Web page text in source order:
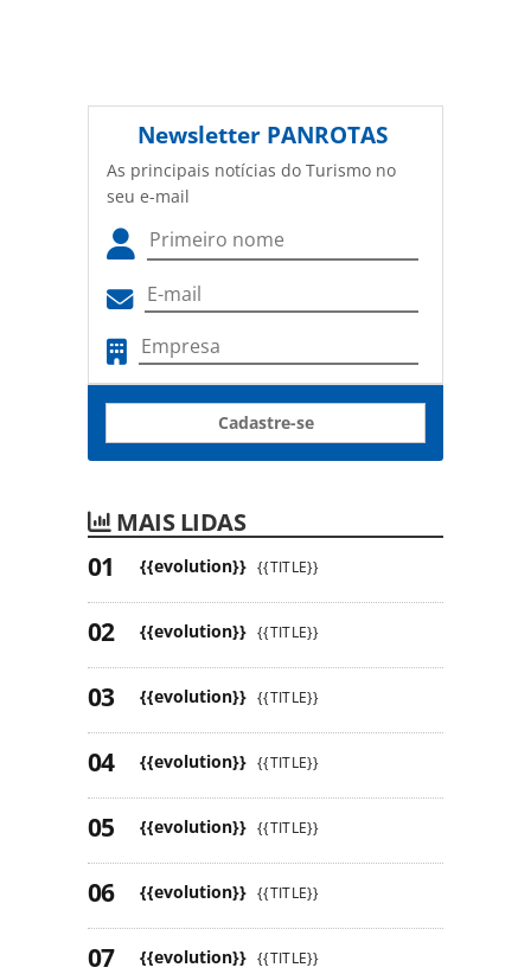
Newsletter PANROTAS
As principais notícias do Turismo no
seu e-mail
Cadastre-se
MAIS LIDAS
{{evolution}} {{TITLE}}
{{evolution}} {{TITLE}}
{{evolution}} {{TITLE}}
{{evolution}} {{TITLE}}
{{evolution}} {{TITLE}}
{{evolution}} {{TITLE}}
{{evolution}} {{TITLE}}